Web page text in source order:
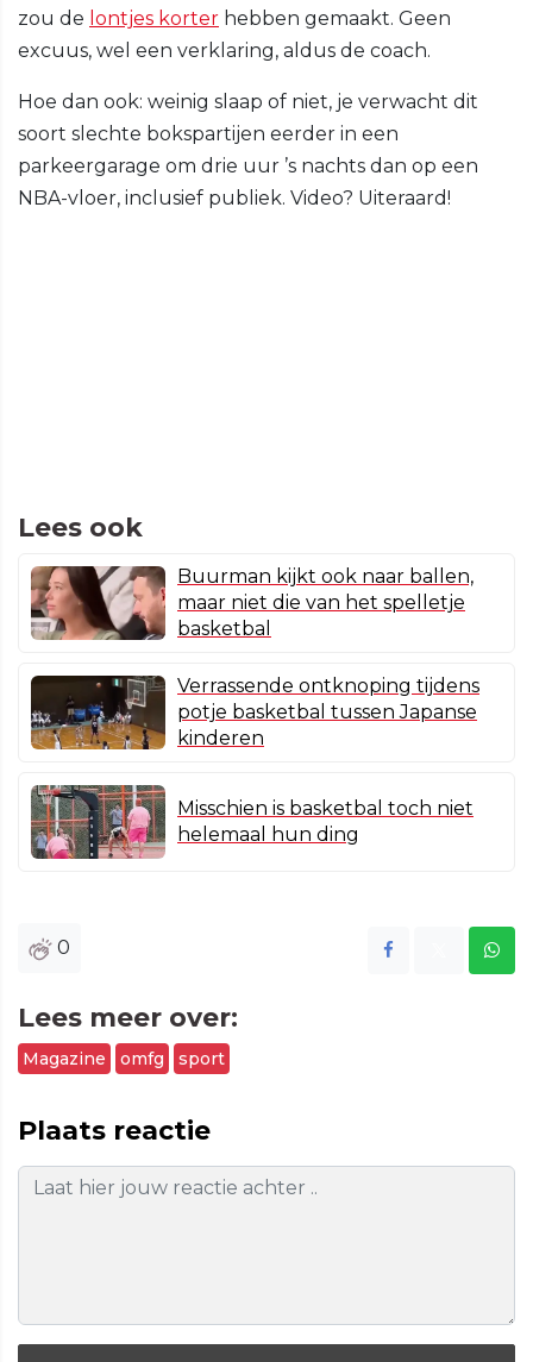
zou de lontjes korter hebben gemaakt. Geen
excuus, wel een verklaring, aldus de coach.
Hoe dan ook: weinig slaap of niet, je verwacht dit
soort slechte bokspartijen eerder in een
parkeergarage om drie uur ’s nachts dan op een
NBA-vloer, inclusief publiek. Video? Uiteraard!
Lees ook
Buurman kijkt ook naar ballen,
maar niet die van het spelletje
basketbal
Verrassende ontknoping tijdens
potje basketbal tussen Japanse
kinderen
Misschien is basketbal toch niet
helemaal hun ding
0
Lees meer over:
Magazine omfg sport
Plaats reactie